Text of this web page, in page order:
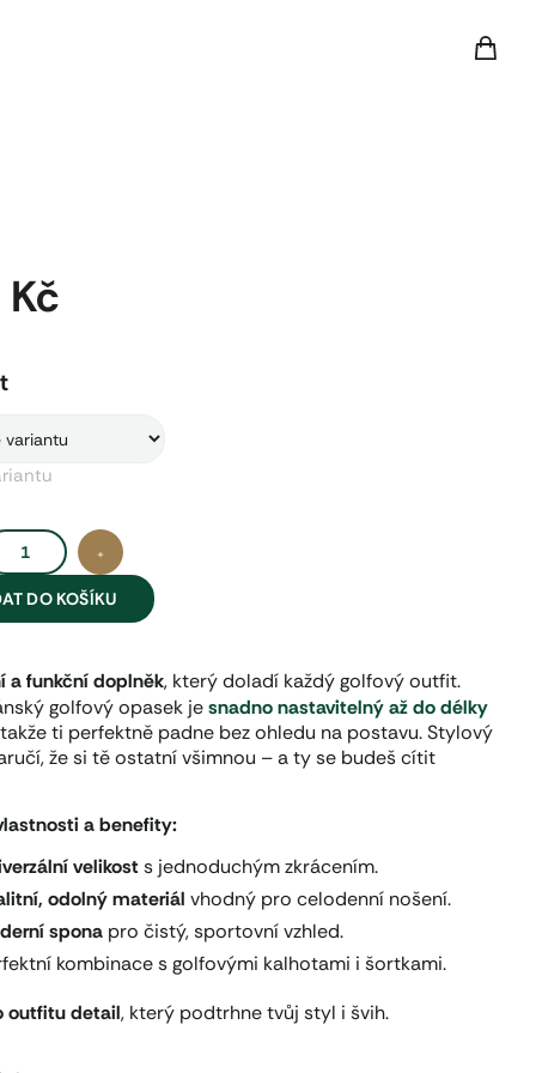
+
DO KOŠÍKU
a funkční doplněk, který doladí každý golfový outfit.
golfový opasek jesnadno nastavitelný až do délky
ti perfektně padne bez ohledu na postavu. Stylový
že si tě ostatní všimnou – a ty se budeš cítit
a benefity:
velikosts jednoduchým zkrácením.
odolný materiál vhodný pro celodenní nošení.
spona pro čistý, sportovní vzhled.
kombinace s golfovými kalhotami i šortkami.
outfitu detail, který podtrhne tvůj styl i švih.